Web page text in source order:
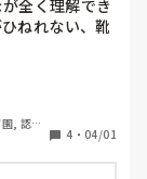
全く理解でき
ねれない、靴
いです。
ードでも全く
ません。
が、夏頃にマン
, 認可
4 ・ 04/01